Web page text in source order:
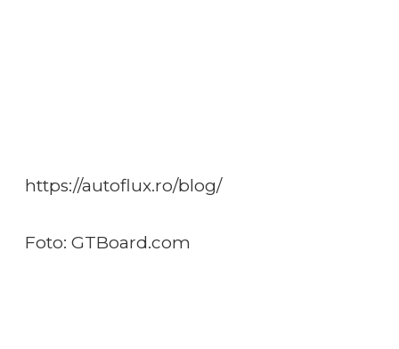
https://autoflux.ro/blog/
Foto: GTBoard.com